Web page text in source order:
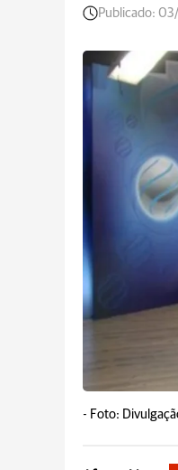
Publicado:
- Foto: